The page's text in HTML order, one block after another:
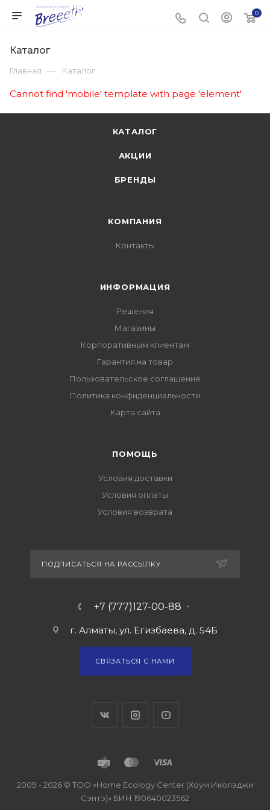
0
Каталог
Главная — Каталог
Cannot find 'mobile' template with page 'element'
КАТАЛОГ
АКЦИИ
БРЕНДЫ
КОМПАНИЯ
Контакты
ИНФОРМАЦИЯ
Решения
Магазины
Корпоративным клиентам
Гарантия на товар
Пользовательское соглашение
Политика конфиденциальности
Карта сайта
ПОМОЩЬ
Условия доставки
Условия оплаты
Условия возврата
ПОДПИСАТЬСЯ НА РАССЫЛКУ
+7 (777)127-00-88
г. Алматы, ул. Егизбаева, д. 54Б
СВЯЗАТЬСЯ С НАМИ
2009 - 2026 © ТОО «Home Ecology Center (Хоум Иколэджи
Сэнтэ)» БИН 190640023562